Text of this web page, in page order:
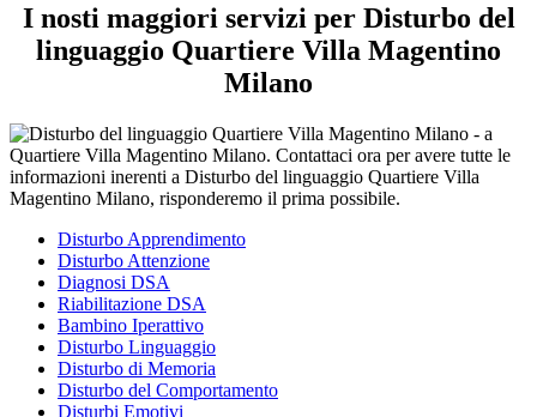
I nosti maggiori servizi per Disturbo del
linguaggio Quartiere Villa Magentino
Milano
Disturbo Apprendimento
Disturbo Attenzione
Diagnosi DSA
Riabilitazione DSA
Bambino Iperattivo
Disturbo Linguaggio
Disturbo di Memoria
Disturbo del Comportamento
Disturbi Emotivi